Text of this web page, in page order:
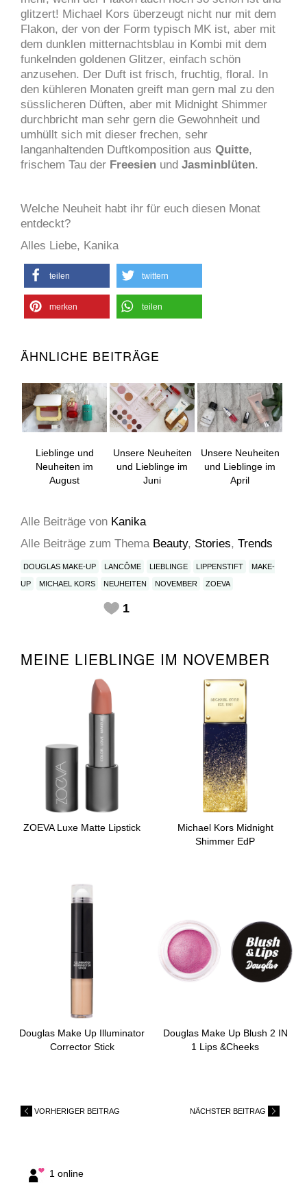
glitzert! Michael Kors überzeugt nicht nur mit dem
Flakon, der von der Form typisch MK ist, aber mit
dem dunklen mitternachtsblau in Kombi mit dem
funkelnden goldenen Glitzer, einfach schön
anzusehen. Der Duft ist frisch, fruchtig, floral. In
den kühleren Monaten greift man gern mal zu den
süsslicheren Düften, aber mit Midnight Shimmer
durchbricht man sehr gern die Gewohnheit und
umhüllt sich mit dieser frechen, sehr
langanhaltenden Duftkomposition aus Quitte,
frischem Tau der Freesien und Jasminblüten.
Welche Neuheit habt ihr für euch diesen Monat
entdeckt?
Alles Liebe, Kanika
teilen twittern
merken teilen
ÄHNLICHE BEITRÄGE
Lieblinge und
Neuheiten im
August
Unsere Neuheiten
und Lieblinge im
Juni
Unsere Neuheiten
und Lieblinge im
April
Alle Beiträge von Kanika
Alle Beiträge zum Thema Beauty, Stories, Trends
DOUGLAS MAKE-UP LANCÔME LIEBLINGE LIPPENSTIFT MAKE-
UP MICHAEL KORS NEUHEITEN NOVEMBER ZOEVA
1
MEINE LIEBLINGE IM NOVEMBER
ZOEVA Luxe Matte Lipstick
Michael Kors Midnight
Shimmer EdP
Douglas Make Up Illuminator
Corrector Stick
Douglas Make Up Blush 2 IN
1 Lips &Cheeks
VORHERIGER BEITRAG NÄCHSTER BEITRAG
1 online